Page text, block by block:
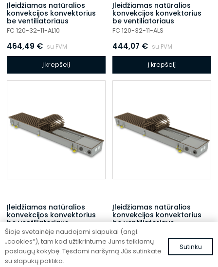
Įleidžiamas natūralios
konvekcijos konvektorius
be ventiliatoriaus
FC 120-32-11-AL10
464,49 € su PVM
Į krepšelį
Įleidžiamas natūralios
konvekcijos konvektorius
be ventiliatoriaus
FC 120-32-11-ALS
444,07 € su PVM
Į krepšelį
Įleidžiamas natūralios
konvekcijos konvektorius
be ventiliatoriaus
FC 120-32-9-AL10
462,47€ su PVM
Įleidžiamas natūralios
konvekcijos konvektorius
be ventiliatoriaus
FC 120-22-15-AL10
434,23€ su PVM
Šioje svetainėje naudojami slapukai (angl.
„cookies“), tam kad užtikrintume Jums teikiamų
paslaugų kokybę. Tęsdami naršymą Jūs sutinkate
su slapukų politika.
Sutinku